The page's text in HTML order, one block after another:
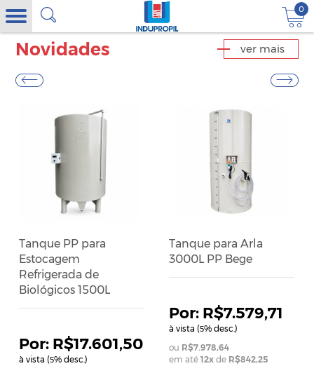
0
Novidades ver mais
Tanque PP para
Estocagem
Refrigerada de
Biológicos 1500L
R$17.601,50
à vista (5% desc.)
Tanque para Arla
3000L PP Bege
R$7.579,71
à vista (5% desc.)
R$7.978,64
em até12x de R$842,25